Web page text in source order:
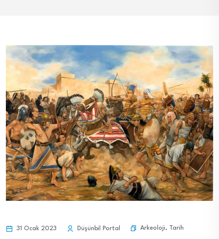
31 Ocak 2023 Düşünbil Portal Arkeoloji, Tarih